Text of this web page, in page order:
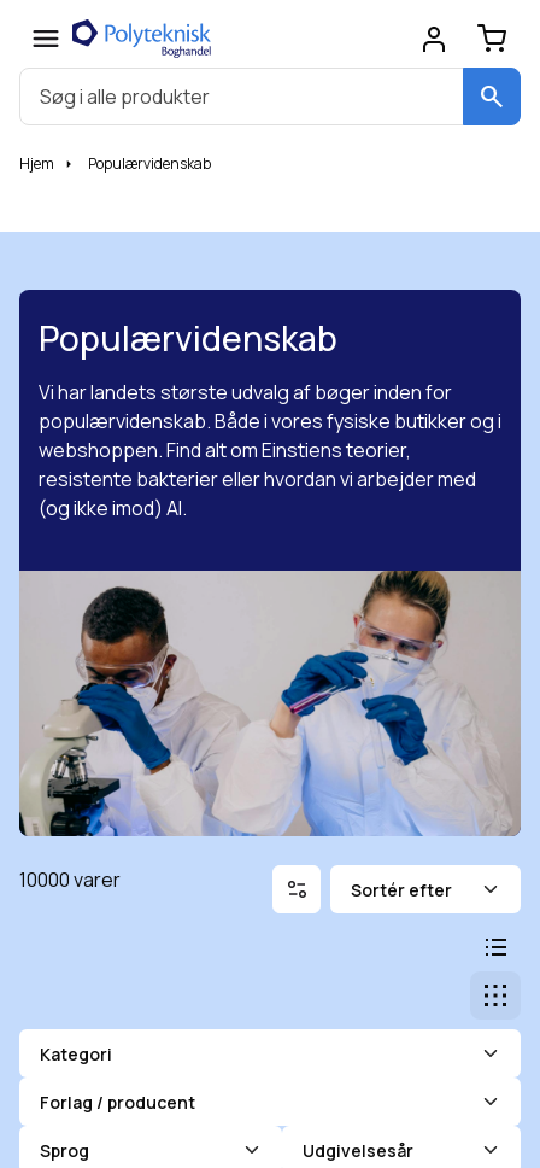
search
Hjem Populærvidenskab
Populærvidenskab
Vi har landets største udvalg af bøger inden for
populærvidenskab. Både i vores fysiske butikker og i
webshoppen. Find alt om Einstiens teorier,
resistente bakterier eller hvordan vi arbejder med
(og ikke imod) AI.
Filtrering
10000 varer
Kategori
Forlag / producent
Sprog
Udgivelsesår
Sortér efter